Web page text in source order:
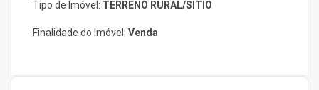
Tipo de Imóvel: TERRENO RURAL/SITIO
Finalidade do Imóvel: Venda